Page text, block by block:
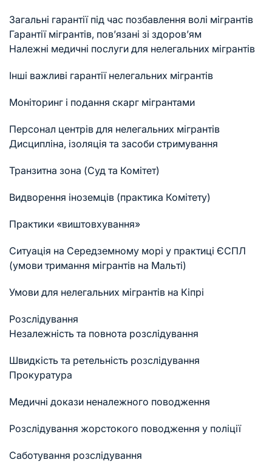
Загальні гарантії під час позбавлення волі мігрантів
Гарантії мігрантів, пов’язані зі здоров’ям
Належні медичні послуги для нелегальних мігрантів
Інші важливі гарантії нелегальних мігрантів
Моніторинг і подання скарг мігрантами
Персонал центрів для нелегальних мігрантів
Дисципліна, ізоляція та засоби стримування
Транзитна зона (Суд та Комітет)
Видворення іноземців (практика Комітету)
Практики «виштовхування»
Ситуація на Середземному морі у практиці ЄСПЛ
(умови тримання мігрантів на Мальті)
Умови для нелегальних мігрантів на Кіпрі
Розслідування
Незалежність та повнота розслідування
Швидкість та ретельність розслідування
Прокуратура
Медичні докази неналежного поводження
Розслідування жорстокого поводження у поліції
Саботування розслідування